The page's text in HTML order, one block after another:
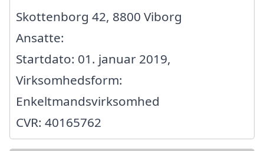
Skottenborg 42, 8800 Viborg
Ansatte:
Startdato: 01. januar 2019,
Virksomhedsform:
Enkeltmandsvirksomhed
CVR: 40165762